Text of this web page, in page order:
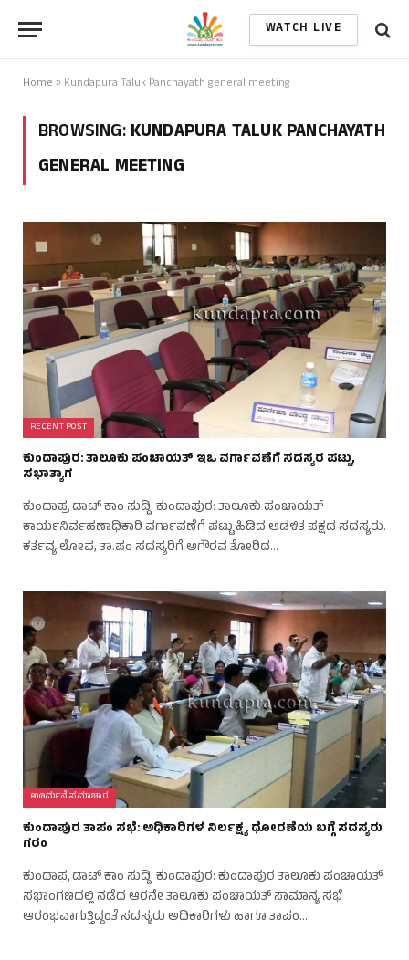
WATCH LIVE
Home » Kundapura Taluk Panchayath general meeting
BROWSING:KUNDAPURA TALUK PANCHAYATH
GENERAL MEETING
RECENT POST
ಕುಂದಾಪುರ: ತಾಲೂಕು ಪಂಚಾಯತ್ ಇಒ ವರ್ಗಾವಣೆಗೆ ಸದಸ್ಯರ ಪಟ್ಟು,
ಸಭಾತ್ಯಾಗ
ಕುಂದಾಪ್ರ ಡಾಟ್ ಕಾಂ ಸುದ್ದಿ. ಕುಂದಾಪುರ: ತಾಲೂಕು ಪಂಚಾಯತ್
ಕಾರ್ಯನಿರ್ವಹಣಾಧಿಕಾರಿ ವರ್ಗಾವಣೆಗೆ ಪಟ್ಟು ಹಿಡಿದ ಆಡಳಿತ ಪಕ್ಷದ ಸದಸ್ಯರು.
ಕರ್ತವ್ಯ ಲೋಪ, ತಾ.ಪಂ ಸದಸ್ಯರಿಗೆ ಅಗೌರವ ತೋರಿದ…
ಊರ್ಮನೆ ಸಮಾಚಾರ
ಕುಂದಾಪುರ ತಾಪಂ ಸಭೆ: ಅಧಿಕಾರಿಗಳ ನಿರ್ಲಕ್ಷ್ಯ ಧೋರಣೆಯ ಬಗ್ಗೆ ಸದಸ್ಯರು
ಗರಂ
ಕುಂದಾಪ್ರ ಡಾಟ್ ಕಾಂ ಸುದ್ದಿ. ಕುಂದಾಪುರ: ಕುಂದಾಪುರ ತಾಲೂಕು ಪಂಚಾಯತ್
ಸಭಾಂಗಣದಲ್ಲಿ ನಡೆದ ಆರನೇ ತಾಲೂಕು ಪಂಚಾಯತ್ ಸಾಮಾನ್ಯ ಸಭೆ
ಆರಂಭವಾಗುತ್ತಿದ್ದಂತೆ ಸದಸ್ಯರು ಅಧಿಕಾರಿಗಳು ಹಾಗೂ ತಾಪಂ…